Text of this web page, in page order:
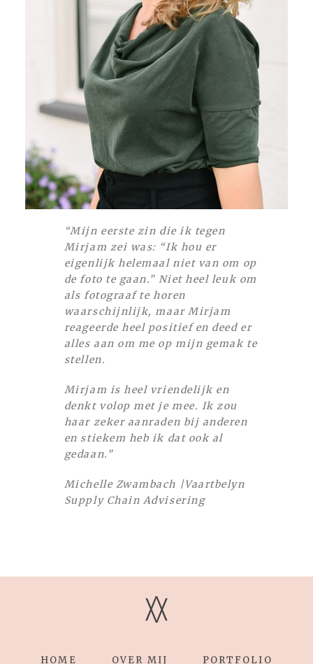
“Mijn eerste zin die ik tegen
Mirjam zei was: “Ik hou er
eigenlijk helemaal niet van om op
de foto te gaan.” Niet heel leuk om
als fotograaf te horen
waarschijnlijk, maar Mirjam
reageerde heel positief en deed er
alles aan om me op mijn gemak te
stellen.
Mirjam is heel vriendelijk en
denkt volop met je mee. Ik zou
haar zeker aanraden bij anderen
en stiekem heb ik dat ook al
gedaan.”
Michelle Zwambach |Vaartbelyn
Supply Chain Advisering
V
V
HOME OVER MIJ PORTFOLIO